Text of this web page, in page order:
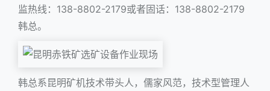
监热线：138-8802-2179或者固话：138-8802-2179
韩总。
韩总系昆明矿机技术带头人，儒家风范，技术型管理人